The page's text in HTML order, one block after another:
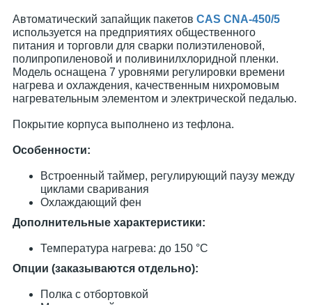
Автоматический запайщик пакетов CAS CNA-450/5
используется на предприятиях общественного
питания и торговли для сварки полиэтиленовой,
полипропиленовой и поливинилхлоридной пленки.
Модель оснащена 7 уровнями регулировки времени
нагрева и охлаждения, качественным нихромовым
нагревательным элементом и электрической педалью.
Покрытие корпуса выполнено из тефлона.
Особенности:
Встроенный таймер, регулирующий паузу между
циклами сваривания
Охлаждающий фен
Дополнительные характеристики:
Температура нагрева: до 150 °С
Опции (заказываются отдельно):
Полка с отбортовкой